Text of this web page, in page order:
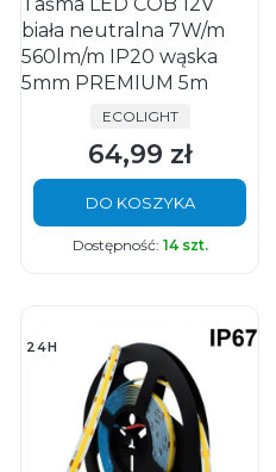
biała neutralna 7W/m
560lm/m IP20 wąska
5mm PREMIUM 5m
PRODUCENT
ECOLIGHT
Cena
64,99 zł
DO KOSZYKA
Dostępność: 14 szt.
24H